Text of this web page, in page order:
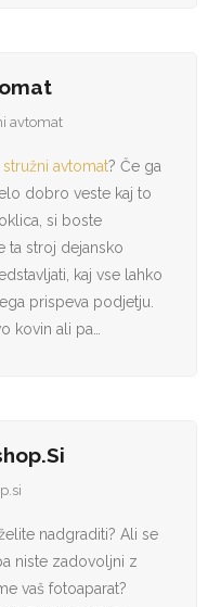
avtomat
stružni avtomat? Če ga
dobro veste kaj to
si boste
ta stroj dejansko
kaj vse lahko
prispeva podjetju.
kovin ali pa…
nadgraditi? Ali se
niste zadovoljni z
vaš fotoaparat?